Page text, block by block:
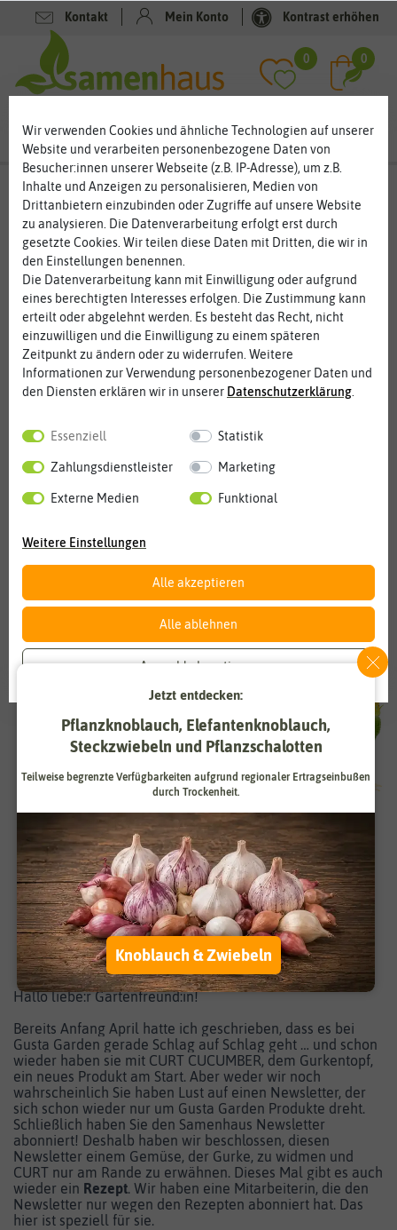
Kontakt Mein Konto Kontrast erhöhen
0 0
Lust auf mehr Gartenwissen und
Produktempfehlungen?
Dann stöbern Sie doch mal in unseren Newslettern aus
vergangener Zeit. Viele Themen sind immer wieder aktuell.
„Alte“ Newsletter gibt es bei uns nicht. In unserem
Newsletter Archiv finden Sie auch tolle
Produktempfehlungen zu Saatgut, Geschenken,
Blumenzwiebeln und vielen anderen Artikeln.
Und wenn Sie in Zukunft aktuell sein wollen, dannmelden
Zeit immer ein Stück voraus.
Dieses Gemüse ist
eine Beere!
Es ist Gurkenzeit!
Jetzt Gurkensamen entdecken!
Hallo liebe:r Gartenfreund:in!
Bereits Anfang April hatte ich geschrieben, dass es bei
Gusta Garden gerade Schlag auf Schlag geht … und schon
wieder haben sie mit CURT CUCUMBER, dem Gurkentopf,
ein neues Produkt am Start. Aber weder wir noch
wahrscheinlich Sie haben Lust auf einen Newsletter, der
sich schon wieder nur um Gusta Garden Produkte dreht.
Schließlich haben Sie den Samenhaus Newsletter
abonniert! Deshalb haben wir beschlossen, diesen
Newsletter einem Gemüse, der Gurke, zu widmen und
CURT nur am Rande zu erwähnen. Dieses Mal gibt es auch
wieder ein Rezept. Wir haben eine Mitarbeiterin, die den
Newsletter nur wegen den Rezepten abonniert hat. Das
hier ist speziell für sie.
Wir verwenden Cookies und ähnliche Technologien auf unserer
Website und verarbeiten personenbezogene Daten von
Besucher:innen unserer Webseite (z.B. IP-Adresse), um z.B.
Inhalte und Anzeigen zu personalisieren, Medien von
Drittanbietern einzubinden oder Zugriffe auf unsere Website
zu analysieren. Die Datenverarbeitung erfolgt erst durch
gesetzte Cookies. Wir teilen diese Daten mit Dritten, die wir in
den Einstellungen benennen.
Die Datenverarbeitung kann mit Einwilligung oder aufgrund
eines berechtigten Interesses erfolgen. Die Zustimmung kann
erteilt oder abgelehnt werden. Es besteht das Recht, nicht
einzuwilligen und die Einwilligung zu einem späteren
Zeitpunkt zu ändern oder zu widerrufen. Weitere
Informationen zur Verwendung personenbezogener Daten und
den Diensten erklären wir in unserer Daten­schutz­erklärung
Essenziell Statistik
Zahlungsdienstleister Marketing
Externe Medien Funktional
Weitere Einstellungen
Alle akzeptieren
Alle ablehnen
Auswahl akzeptieren
Jetzt entdecken:
Pflanzknoblauch, Elefantenknoblauch,
Steckzwiebeln und Pflanzschalotten
Teilweise begrenzte Verfügbarkeiten aufgrund regionaler Ertragseinbußen
durch Trockenheit.
Knoblauch & Zwiebeln